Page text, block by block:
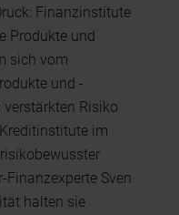
Finanzinstitute
Produkte und
sich vom
und -
Risiko
im
Finanzexperte Sven
halten sie